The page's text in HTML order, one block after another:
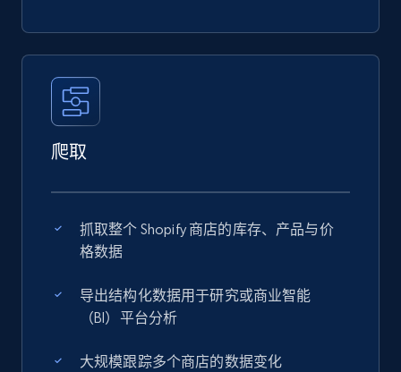
爬取
抓取整个 Shopify 商店的库存、产品与价
格数据
导出结构化数据用于研究或商业智能
（BI）平台分析
大规模跟踪多个商店的数据变化